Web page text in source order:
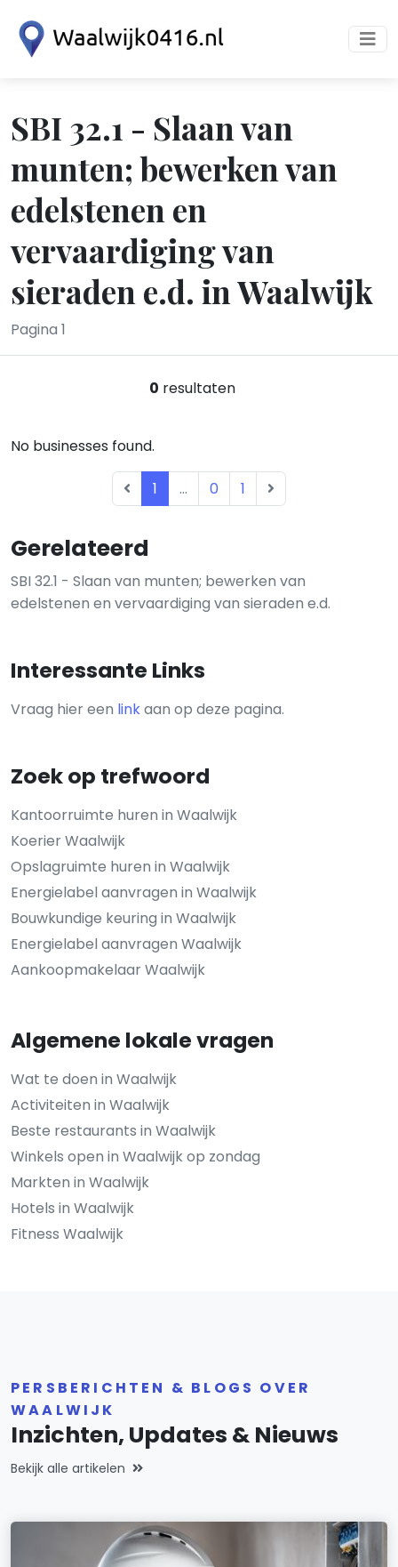
SBI 32.1 - Slaan van
munten; bewerken van
edelstenen en
vervaardiging van
sieraden e.d. in Waalwijk
Pagina 1
Gerelateerd
SBI 32.1 - Slaan van munten; bewerken van
edelstenen en vervaardiging van sieraden e.d.
Interessante Links
Vraag hier een linkaan op deze pagina.
Zoek op trefwoord
Kantoorruimte huren in Waalwijk
Koerier Waalwijk
Opslagruimte huren in Waalwijk
Energielabel aanvragen in Waalwijk
Bouwkundige keuring in Waalwijk
Energielabel aanvragen Waalwijk
Aankoopmakelaar Waalwijk
Algemene lokale vragen
Wat te doen in Waalwijk
Activiteiten in Waalwijk
Beste restaurants in Waalwijk
Winkels open in Waalwijk op zondag
Markten in Waalwijk
Hotels in Waalwijk
Fitness Waalwijk
0 resultaten
No businesses found.
1 ... 0 1
PERSBERICHTEN & BLOGS OVER
WAALWIJK
Inzichten, Updates & Nieuws
Bekijk alle artikelen